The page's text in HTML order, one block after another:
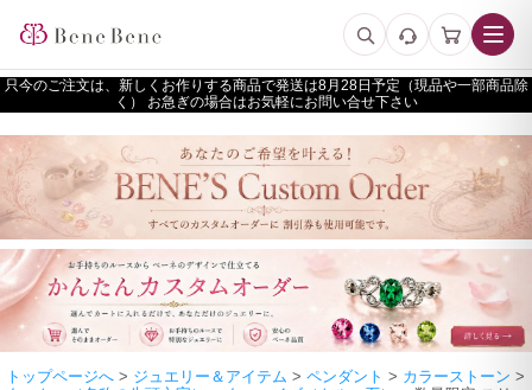
只今のご注文は、新しくお作りする商品で発送は
予定（現品や一部商品除
く） お急ぎの場合はお気軽にお問い合せ下さい
トップページへ > ジュエリー＆アイテム > ペンダント > カラーストーン >